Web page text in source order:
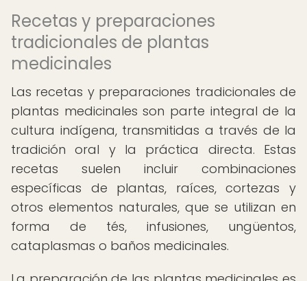
Recetas y preparaciones
tradicionales de plantas
medicinales
Las recetas y preparaciones tradicionales de
plantas medicinales son parte integral de la
cultura indígena, transmitidas a través de la
tradición oral y la práctica directa. Estas
recetas suelen incluir combinaciones
específicas de plantas, raíces, cortezas y
otros elementos naturales, que se utilizan en
forma de tés, infusiones, ungüentos,
cataplasmas o baños medicinales.